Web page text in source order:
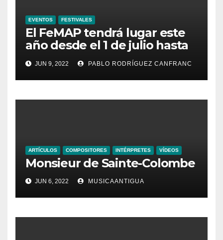
EVENTOS FESTIVALES
El FeMAP tendrá lugar este
año desde el 1 de julio hasta
el 21 de agosto, ampliando la
oferta de conciertos y el
territorio de acción
JUN 9, 2022 PABLO RODRÍGUEZ CANFRANC
ARTÍCULOS COMPOSITORES INTÉRPRETES VÍDEOS
Monsieur de Sainte-Colombe
JUN 6, 2022 MUSICAANTIGUA